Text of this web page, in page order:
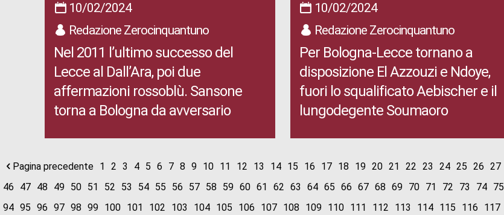
10/02/2024
Redazione Zerocinquantuno
Nel 2011 l’ultimo successo del
Lecce al Dall’Ara, poi due
affermazioni rossoblù. Sansone
torna a Bologna da avversario
10/02/2024
Redazione Zerocinquantuno
Per Bologna-Lecce tornano a
disposizione El Azzouzi e Ndoye,
fuori lo squalificato Aebischer e il
lungodegente Soumaoro
Pagina precedente 1 2 3 4 5 6 7 8 9 10 11 12 13 14 15 16 17 18 19 20 21 22 23 24 25 26 27
46
47 48 49 50 51 52 53 54 55 56 57 58 59 60 61 62 63 64 65 66 67 68 69 70 71 72 73 74 75
94 95 96 97 98 99 100 101 102 103 104 105 106 107 108 109 110 111 112 113 114 115 116 117